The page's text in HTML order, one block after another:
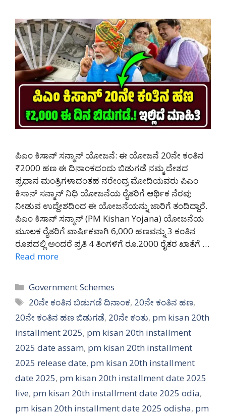
ಪಿಎಂ ಕಿಸಾನ್ ಸನ್ಮಾನ್ ಯೋಜನೆ: ಈ ಯೋಜನೆ 20ನೇ ಕಂತಿನ
₹2000 ಹಣ ಈ ದಿನಾಂಕದಂದು ಬಿಡುಗಡೆ ನಮ್ಮ ದೇಶದ
ಪ್ರಧಾನ ಮಂತ್ರಿಗಳಾದಂತಹ ನರೇಂದ್ರ ಮೋದಿಯವರು ಪಿಎಂ
ಕಿಸಾನ್ ಸನ್ಮಾನ್ ನಿಧಿ ಯೋಜನೆಯ ರೈತರಿಗೆ ಆರ್ಥಿಕ ನೆರವು
ನೀಡುವ ಉದ್ದೇಶದಿಂದ ಈ ಯೋಜನೆಯನ್ನು ಜಾರಿಗೆ ತಂದಿದ್ದಾರೆ.
ಪಿಎಂ ಕಿಸಾನ್ ಸನ್ಮಾನ್ (PM Kishan Yojana) ಯೋಜನೆಯ
ಮೂಲಕ ರೈತರಿಗೆ ವಾರ್ಷಿಕವಾಗಿ 6,000 ಹಣವನ್ನು 3 ಕಂತಿನ
ರೂಪದಲ್ಲಿ ಅಂದರೆ ಪ್ರತಿ 4 ತಿಂಗಳಿಗೆ ರೂ.2000 ರೈತರ ಖಾತೆಗೆ …
Read more
Categories
Government Schemes
Tags
20ನೇ ಕಂತಿನ ಬಿಡುಗಡೆ ದಿನಾಂಕ, 20ನೇ ಕಂತಿನ ಹಣ,
20ನೇ ಕಂತಿನ ಹಣ ಬಿಡುಗಡೆ, 20ನೇ ಕಂತು, pm kisan 20th
installment 2025, pm kisan 20th installment
2025 date assam, pm kisan 20th installment
2025 release date, pm kisan 20th installment
date 2025, pm kisan 20th installment date 2025
live, pm kisan 20th installment date 2025 odia,
pm kisan 20th installment date 2025 odisha, pm